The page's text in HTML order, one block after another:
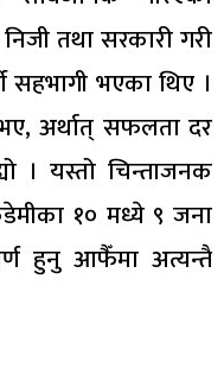
तथा सरकारी गरी
सहभागी भएका थिए ।
अर्थात् सफलता दर
। यस्तो चिन्ताजनक
१० मध्ये ९ जना
हुनु आफैँमा अत्यन्तै